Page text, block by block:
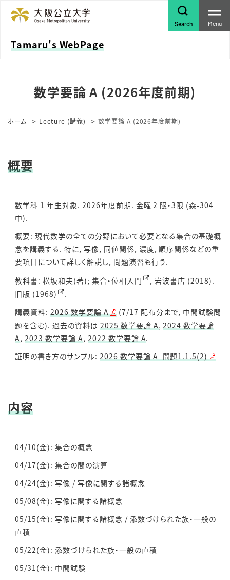
Tamaru's WebPage
Search Menu
数学要論 A (2026年度前期)
ホーム Lecture (講義) 数学要論 A (2026年度前期)
概要
数学科 1 年生対象. 2026年度前期. 金曜 2 限・3限 (森-304
中).
概要: 現代数学の全ての分野において必要となる集合の基礎概
念を講義する. 特に, 写像, 同値関係, 濃度, 順序関係などの重
要項目について詳しく解説し, 問題演習も行う.
教科書: 松坂和夫(著); 集合・位相入門
, 岩波書店 (2018).
旧版 (1968)
.
講義資料: 2026 数学要論 A
(7/17 配布分まで, 中間試験問
題を含む). 過去の資料は 2025 数学要論 A,2024 数学要論
A, 2023 数学要論 A, 2022 数学要論 A.
証明の書き方のサンプル: 2026 数学要論 A_問題1.1.5(2)
内容
04/10(金): 集合の概念
04/17(金): 集合の間の演算
04/24(金): 写像 / 写像に関する諸概念
05/08(金): 写像に関する諸概念
05/15(金): 写像に関する諸概念 / 添数づけられた族・一般の
直積
05/22(金): 添数づけられた族・一般の直積
05/31(金): 中間試験